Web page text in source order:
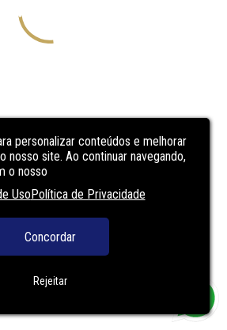
personalizar conteúdos e melhorar
nosso site. Ao continuar navegando,
o nosso
UsoPolítica de Privacidade
Concordar
Rejeitar